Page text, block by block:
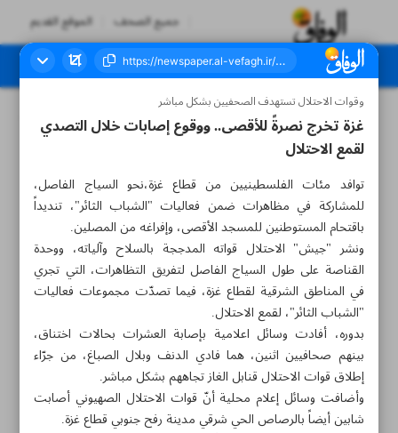
جميع الصحف الموقع القديم
العدد سبعة آلاف وثلاثمائة وثلاثة وثلاثون - ١٩ سبتمبر ٢٠٢٣
وقوات الاحتلال تستهدف الصحفيين بشكل مباشر
غزة تخرج نصرةً للأقصى.. ووقوع إصابات خلال التصدي
لقمع الاحتلال
توافد مئات الفلسطينيين من قطاع غزة،نحو السياج الفاصل،
للمشاركة في مظاهرات ضمن فعاليات "الشباب الثائر"، تنديداً
باقتحام المستوطنين للمسجد الأقصى، وإفراغه من المصلين.
ونشر "جيش" الاحتلال قواته المدججة بالسلاح وآلياته، ووحدة
القناصة على طول السياج الفاصل لتفريق التظاهرات، التي تجري
في المناطق الشرقية لقطاع غزة، فيما تصدّت مجموعات فعاليات
"الشباب الثائر"، لقمع الاحتلال.
بدوره، أفادت وسائل اعلامية بإصابة العشرات بحالات اختناق،
بينهم صحافيين اثنين، هما فادي الدنف وبلال الصباغ، من جرّاء
إطلاق قوات الاحتلال قنابل الغاز تجاههم بشكل مباشر.
وأضافت وسائل إعلام محلية أنّ قوات الاحتلال الصهيوني أصابت
شابين أيضاً بالرصاص الحي شرقي مدينة رفح جنوبي قطاع غزة.